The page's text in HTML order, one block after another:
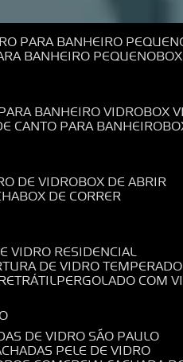
PARA BANHEIRO
BANHEIRO PEQUENO
PARA BANHEIRO VIDRO BOX
CANTO PARA BANHEIRO
DE VIDRO BOX DE ABRIR
BOX DE CORRER
VIDRO RESIDENCIAL
DE VIDRO TEMPERADO
PERGOLADO COM
DE VIDRO SÃO PAULO
PELE DE VIDRO